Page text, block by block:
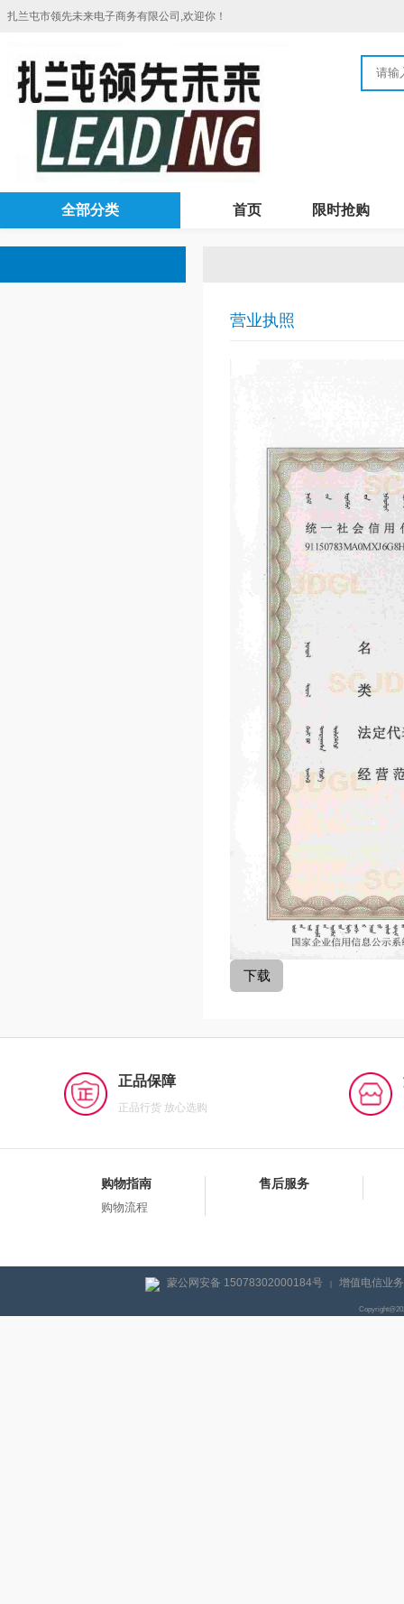
扎兰屯市领先未来电子商务有限公司,欢迎你！
全部分类 首页 限时抢购
营业执照
正品保障
正品行货 放心选购
购物指南
购物流程
售后服务
蒙公网安备 15078302000184号 | 增值电信业